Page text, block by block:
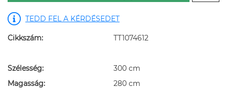
TEDD FEL A KÉRDÉSEDET
Cikkszám: TT1074612
Szélesség:
300 cm
Magasság:
280 cm